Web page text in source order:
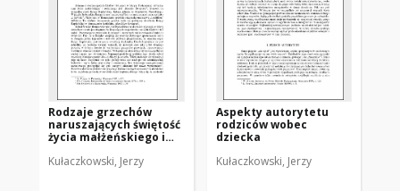
Rodzaje grzechów
naruszających świętość
życia małżeńskiego i
kodeksu świętości
Kułaczkowski, Jerzy
Aspekty autorytetu
rodziców wobec
dziecka
Kułaczkowski, Jerzy